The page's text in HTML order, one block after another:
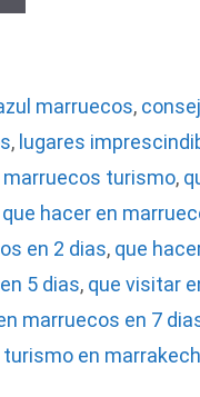
marruecos,
, lugares
marruecos turismo,
que hacer en
en 2 dias, que
5 dias, que visitar
marruecos en 7
turismo en marrakech